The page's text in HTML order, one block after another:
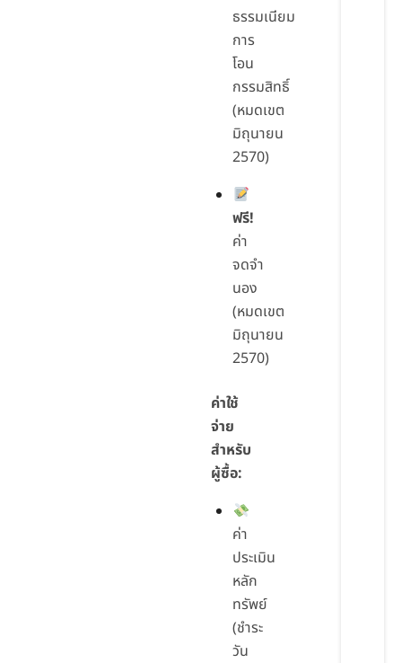
ธรรมเนียม
การ
โอน
กรรมสิทธิ์
(หมดเขต
มิถุนายน
2570)
ฟรี!
ค่า
จดจำ
นอง
(หมดเขต
มิถุนายน
2570)
ค่าใช้
จ่าย
สำหรับ
ผู้ซื้อ:
ค่า
ประเมิน
หลัก
ทรัพย์
(ชำระ
วัน